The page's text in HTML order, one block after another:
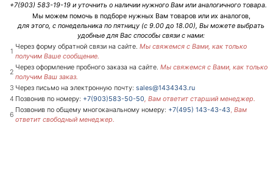
+7(903) 583-19-19 и уточнить о наличии нужного Вам или аналогичного товара.
Мы можем помочь в подборе нужных Вам товаров или их аналогов,
для этого, с понедельника по пятницу (с 9.00 до 18.00), Вы можете выбрать
удобные для Вас способы связи с нами:
1
Через форму обратной связи на сайте. Мы свяжемся с Вами, как только
получим Ваше сообщение.
2
Через оформление пробного заказа на сайте. Мы свяжемся с Вами, как только
получим Ваш заказ.
3 Через письмо на электронную почту: sales@1434343.ru
4 Позвонив по номеру: +7(903)583-50-50 , Вам ответит старший менеджер.
6
Позвонив по общему многоканальному номеру: +7(495) 143-43-43 Вам
ответит свободный менеджер.